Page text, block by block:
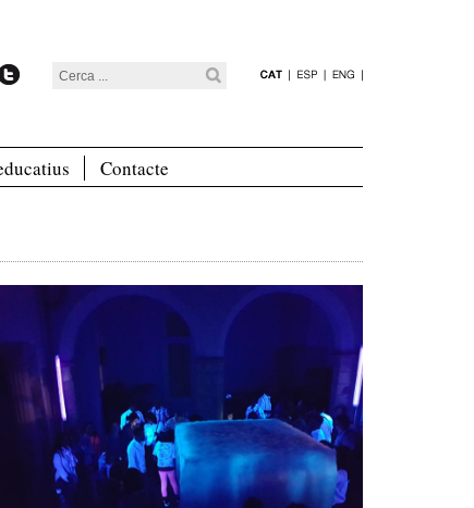
Contacte